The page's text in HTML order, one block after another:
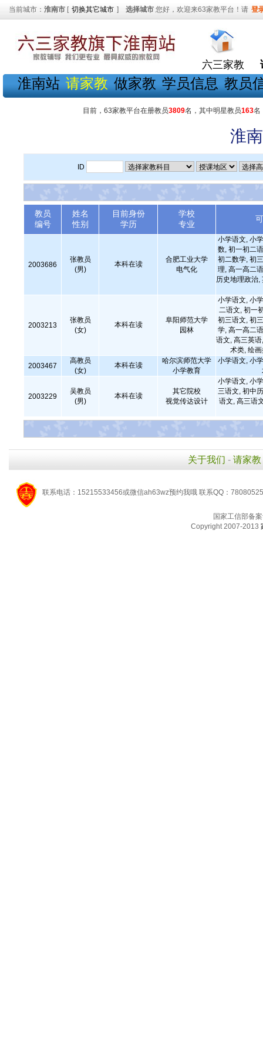
当前城市： 淮南市 [ 切换其它城市 ] 选择城市 您好，欢迎来63家教平台！请 登
六三家教
淮南站 请家教 做家教 学员信息 教员
目前，63家教平台在册教员3809名，其中明星教员163名
淮
ID
教员
编号
姓名
性别
目前身份
学历
学校
专业
2003686
张教员
(男)
本科在读
合肥工业大学
电气化
小学语文, 小
数, 初一初二
初二数学, 初
理, 高一高二
历史地理政治,
2003213
张教员
(女)
本科在读
阜阳师范大学
园林
小学语文, 小
二语文, 初一
初三语文, 初
学, 高一高二
语文, 高三英
术类, 绘
2003467
高教员
(女)
本科在读
哈尔滨师范大学
小学教育
小学语文, 小
2003229
吴教员
(男)
本科在读
其它院校
视觉传达设计
小学语文, 小
三语文, 初中
语文, 高三语
关于我们 - 请家教
联系电话：15215533456或微信ah63wz预约我哦 联系QQ：
国家工信部备
Copyright 2007-2013